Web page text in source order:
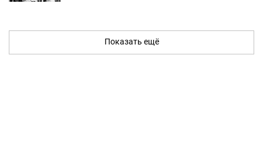
Показать ещё